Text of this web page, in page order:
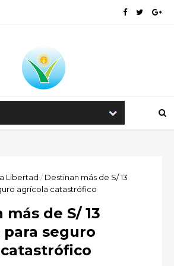
Libertad / Destinan más de S/ 13
agrícola catastrófico
de S/ 13
seguro